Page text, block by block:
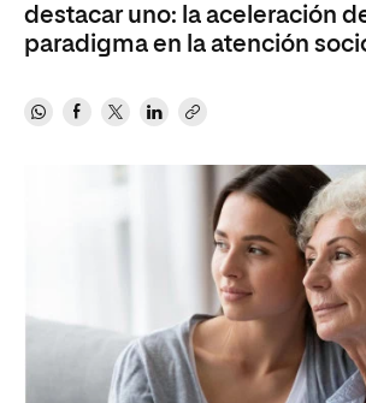
destacar uno: la aceleración
paradigma en la atención